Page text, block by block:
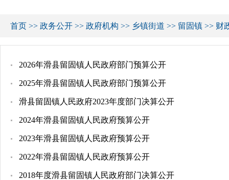
首页 >> 政务公开 >> 政府机构 >> 乡镇街道 >> 留固镇 >> 财
2026年滑县留固镇人民政府部门预算公开
2025年滑县留固镇人民政府部门预算公开
滑县留固镇人民政府2023年度部门决算公开
2024年滑县留固镇人民政府预算公开
2023年滑县留固镇人民政府预算公开
2022年滑县留固镇人民政府预算公开
2018年度滑县留固镇人民政府部门决算公开